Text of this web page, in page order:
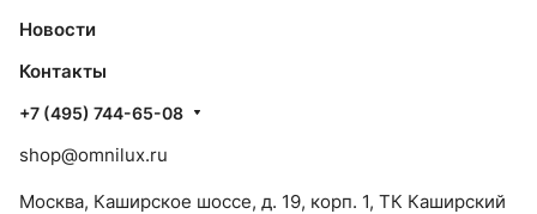
Новости
Контакты
+7 (495) 744-65-08
shop@omnilux.ru
Москва, Каширское шоссе, д. 19, корп. 1, ТК Каширский